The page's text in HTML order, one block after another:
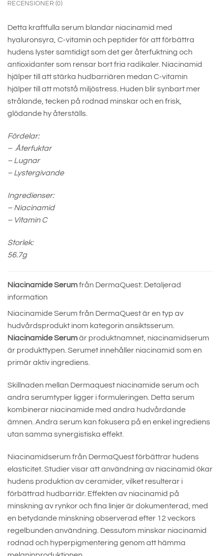
RECENSIONER (0)
Detta kraftfulla serum blandar niacinamid med
hyaluronsyra, C-vitamin och peptider för att förbättra
hudens lyster samtidigt som det ger återfuktning och
antioxidanter som rensar bort fria radikaler. Niacinamid
hjälper till att stärka hudbarriären medan C-vitamin
hjälper till att motstå miljöstress. Huden blir synbart mer
strålande, tecken på rodnad minskar och en frisk,
glödande hy återställs.
Fördelar:
– Återfuktar
– Lugnar
– Lystergivande
Ingredienser:
– Niacinamid
– Vitamin C
Storlek:
56.7g
Niacinamide Serumfrån DermaQuest: Detaljerad
information
Niacinamide Serum från DermaQuest är en typ av
hudvårdsprodukt inom kategorin ansiktsserum.
Niacinamide Serumär produktnamnet, niacinamidserum
är produkttypen. Serumet innehåller niacinamid som en
primär aktiv ingrediens.
Skillnaden mellan Dermaquest niacinamide serum och
andra serumtyper ligger i formuleringen. Detta serum
kombinerar niacinamide med andra hudvårdande
ämnen. Andra serum kan fokusera på en enkel ingrediens
utan samma synergistiska effekt.
Niacinamidserum från DermaQuest förbättrar hudens
elasticitet. Studier visar att användning av niacinamid ökar
hudens produktion av ceramider, vilket resulterar i
förbättrad hudbarriär. Effekten av niacinamid på
minskning av rynkor och fina linjer är dokumenterad, med
en betydande minskning observerad efter 12 veckors
regelbunden användning. Dessutom minskar niacinamid
rodnad och hyperpigmentering genom att hämma